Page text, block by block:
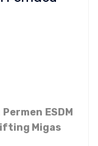
ESDM
Migas